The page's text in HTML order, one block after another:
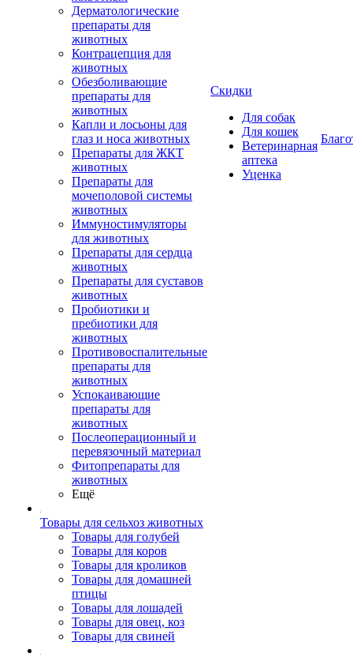
Дерматологические
препараты для
животных
Контрацепция для
животных
Обезболивающие
препараты для
животных
Капли и лосьоны для
глаз и носа животных
Препараты для ЖКТ
животных
Препараты для
мочеполовой системы
животных
Иммуностимуляторы
для животных
Препараты для сердца
животных
Препараты для суставов
животных
Пробиотики и
пребиотики для
животных
Противовоспалительные
препараты для
животных
Успокаивающие
препараты для
животных
Послеоперационный и
перевязочный материал
Фитопрепараты для
животных
Ещё
Товары для сельхоз животных
Товары для голубей
Товары для коров
Товары для кроликов
Товары для домашней
птицы
Товары для лошадей
Товары для овец, коз
Товары для свиней
Скидки
Для собак
Для кошек
Ветеринарная
аптека
Уценка